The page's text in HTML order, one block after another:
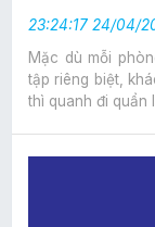
23:24:17 24/04/
Mặc dù mỗi
tập riêng biệt,
thì quanh đi quẩn